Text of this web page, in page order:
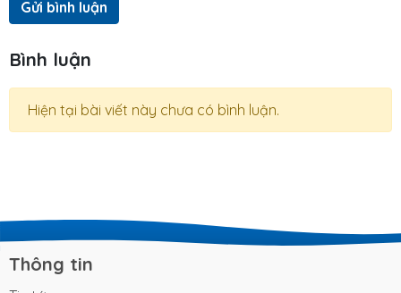
Gửi bình luận
Bình luận
Hiện tại bài viết này chưa có bình luận.
Thông tin